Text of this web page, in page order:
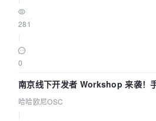
281
0
南京线下开发者 Workshop 来袭！
智能 Agent 应用
哈哈欧尼OSC